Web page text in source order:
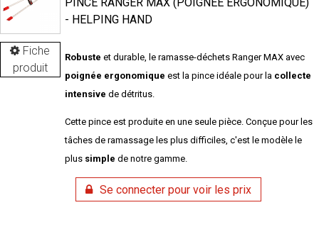
Fiche
produit
PINCE RANGER MAX (POIGNÉE ERGONOMIQUE)
- HELPING HAND
Robuste et durable, le ramasse-déchets Ranger MAX avec
poignée ergonomique est la pince idéale pour la collecte
intensive de détritus.
Cette pince est produite en une seule pièce. Conçue pour les
tâches de ramassage les plus difficiles, c'est le modèle le
plus simple de notre gamme.
Se connecter pour voir les prix